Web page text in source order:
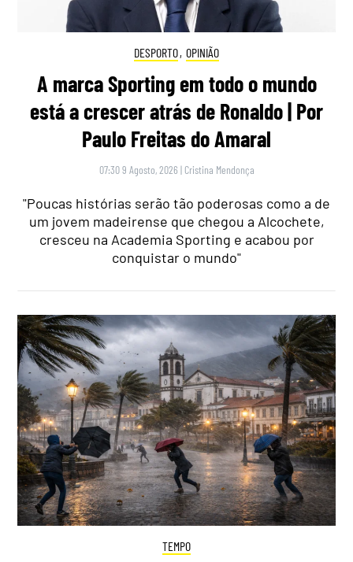
DESPORTO, OPINIÃO
A marca Sporting em todo o mundo
está a crescer atrás de Ronaldo | Por
Paulo Freitas do Amaral
07:30 9 Agosto, 2026 | Cristina Mendonça
"Poucas histórias serão tão poderosas como a de
um jovem madeirense que chegou a Alcochete,
cresceu na Academia Sporting e acabou por
conquistar o mundo"
TEMPO